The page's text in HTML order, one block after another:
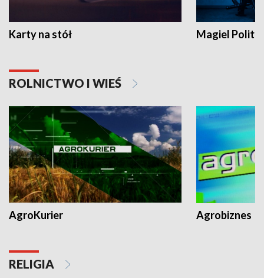
Karty na stół Magiel
ROLNICTWO I WIEŚ
AgroKurier Agrobiznes
RELIGIA